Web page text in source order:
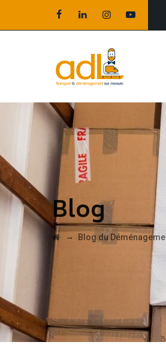
Blog
→ Blog du